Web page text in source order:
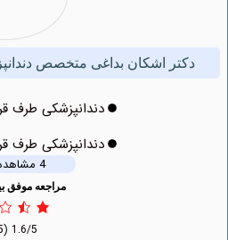
اشکان بداغی متخصص دندانپزشکی
دندانپزشکی طرف قرار داد
دندانپزشکی طرف قرار داد
مراجعه موفق بیماران 1552